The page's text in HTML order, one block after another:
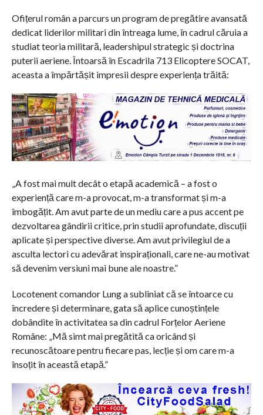
Ofițerul român a parcurs un program de pregătire avansată
dedicat liderilor militari din întreaga lume, în cadrul căruia a
studiat teoria militară, leadershipul strategic și doctrina
puterii aeriene. Întoarsă în Escadrila 713 Elicoptere SOCAT,
aceasta a împărtășit impresii despre experiența trăită:
„A fost mai mult decât o etapă academică – a fost o
experiență care m-a provocat, m-a transformat și m-a
îmbogățit. Am avut parte de un mediu care a pus accent pe
dezvoltarea gândirii critice, prin studii aprofundate, discuții
aplicate și perspective diverse. Am avut privilegiul de a
asculta lectori cu adevărat inspiraționali, care ne-au motivat
să devenim versiuni mai bune ale noastre.”
Locotenent comandor Lung a subliniat că se întoarce cu
încredere și determinare, gata să aplice cunoștințele
dobândite în activitatea sa din cadrul Forțelor Aeriene
Române: „Mă simt mai pregătită ca oricând și
recunoscătoare pentru fiecare pas, lecție și om care m-a
însoțit în această etapă.”